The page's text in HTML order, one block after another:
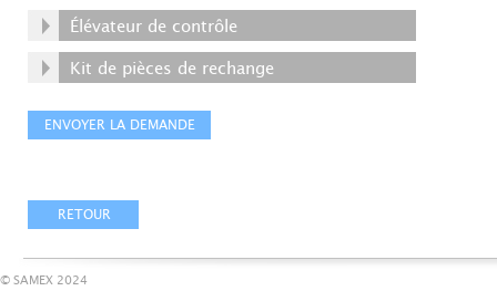
Élévateur de contrôle
Kit de pièces de rechange
© SAMEX 2024